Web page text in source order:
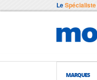
LeSpécialiste
MARQUES